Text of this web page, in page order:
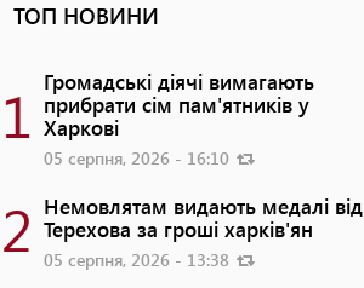
ТОП НОВИНИ
1 Громадські діячі вимагають
прибрати сім пам'ятників у
Харкові
05 серпня, 2026 - 16:10
2 Немовлятам видають медалі від
Терехова за гроші харків'ян
05 серпня, 2026 - 13:38